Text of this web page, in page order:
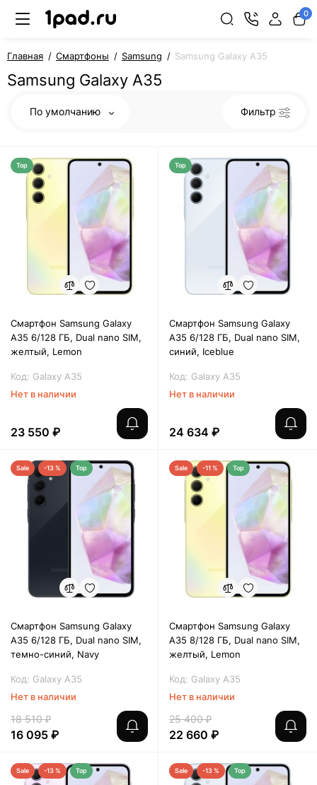
0
Главная Смартфоны Samsung Samsung Galaxy A35
Samsung Galaxy A35
По умолчанию Фильтр
Top
Смартфон Samsung Galaxy
A35 6/128 ГБ, Dual nano SIM,
желтый, Lemon
Код: Galaxy A35
Нет в наличии
23 550 ₽
Top
Смартфон Samsung Galaxy
A35 6/128 ГБ, Dual nano SIM,
синий, Iceblue
Код: Galaxy A35
Нет в наличии
24 634 ₽
Sale -13 % Top
Смартфон Samsung Galaxy
A35 6/128 ГБ, Dual nano SIM,
темно-синий, Navy
Код: Galaxy A35
Нет в наличии
18 510 ₽
16 095 ₽
Sale -11 % Top
Смартфон Samsung Galaxy
A35 8/128 ГБ, Dual nano SIM,
желтый, Lemon
Код: Galaxy A35
Нет в наличии
25 400 ₽
22 660 ₽
Sale -13 % Top Sale -13 % Top